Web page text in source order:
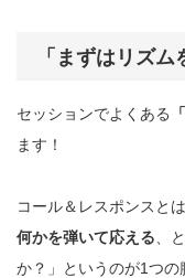
「まずはリズム
セッションでよくある
ます！
コール＆レスポンスとは
何かを弾いて応える 、
か？」というのが1つの